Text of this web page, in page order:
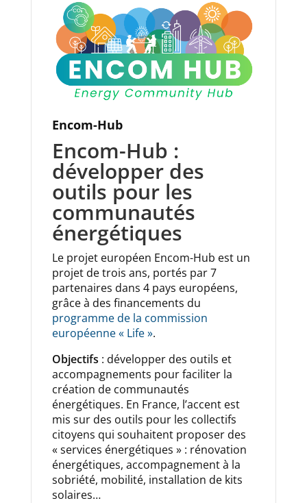
Encom-Hub
Encom-Hub :
développer des
outils pour les
communautés
énergétiques
Le projet européen Encom-Hub est un
projet de trois ans, portés par 7
partenaires dans 4 pays européens,
grâce à des financements du
programme de la commission
européenne « Life ».
Objectifs : développer des outils et
accompagnements pour faciliter la
création de communautés
énergétiques. En France, l’accent est
mis sur des outils pour les collectifs
citoyens qui souhaitent proposer des
« services énergétiques » : rénovation
énergétiques, accompagnement à la
sobriété, mobilité, installation de kits
solaires…